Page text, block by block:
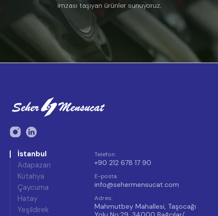
imzası taşıyan ürünler sunuyoruz.
İstanbul
Adapazarı
Kütahya
Çaycuma
Hatay
Yeşildirek
Telefon:
+90 212 678 17 90
E-posta:
info@sehermensucat.com
Adres:
Mahmutbey Mahallesi, Taşocağı